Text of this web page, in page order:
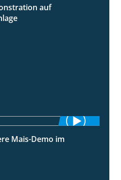
auf
Mais-Demo im